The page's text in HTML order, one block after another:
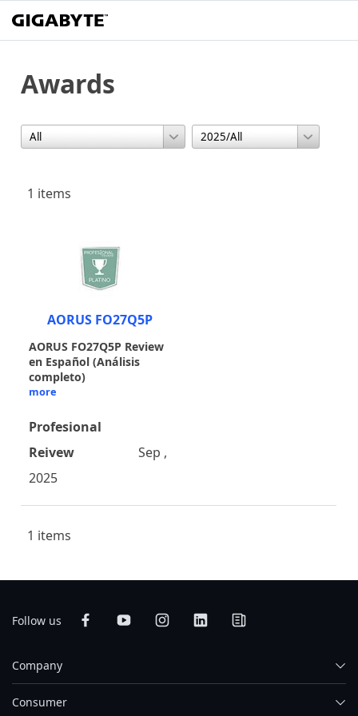
Awards
1 items
AORUS FO27Q5P
AORUS FO27Q5P Review
en Español (Análisis
completo)
more
Profesional
Reivew
Sep ,
2025
1 items
Follow us
Company
Consumer